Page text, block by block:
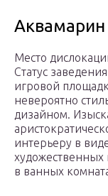
Место
Статус
игровой
невероятно
дизайном.
интерьеру в
художественных
в ванных